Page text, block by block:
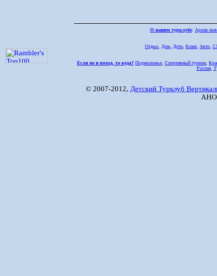
О нашем турклубе: Архив
Отдых Дом, Дети Комп Авто
Если не в поход, то куда? Подмосковье Спортивный туризм
России,
© 2007-2012, Детский Турклуб
АНО